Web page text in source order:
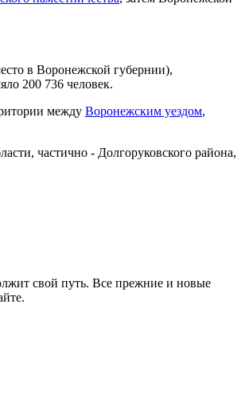
в Воронежской губернии),
200 736 человек.
между Воронежским уездом,
частично - Долгоруковского района,
свой путь. Все прежние и новые